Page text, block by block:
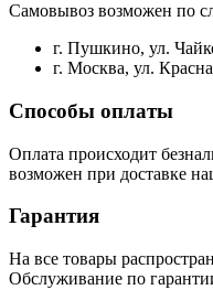
Самовывоз возможен по
г. Пушкино, ул.
г. Москва, ул.
Способы оплаты
Оплата происходит
возможен при доставке
Гарантия
На все товары
Обслуживание по